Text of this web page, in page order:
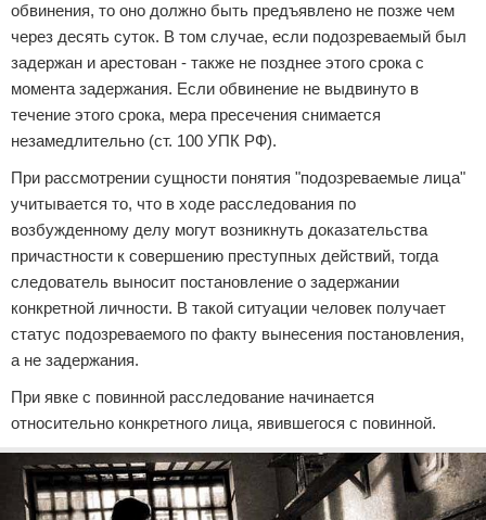
обвинения, то оно должно быть предъявлено не позже чем
через десять суток. В том случае, если подозреваемый был
задержан и арестован - также не позднее этого срока с
момента задержания. Если обвинение не выдвинуто в
течение этого срока, мера пресечения снимается
незамедлительно (ст. 100 УПК РФ).
При рассмотрении сущности понятия "подозреваемые лица"
учитывается то, что в ходе расследования по
возбужденному делу могут возникнуть доказательства
причастности к совершению преступных действий, тогда
следователь выносит постановление о задержании
конкретной личности. В такой ситуации человек получает
статус подозреваемого по факту вынесения постановления,
а не задержания.
При явке с повинной расследование начинается
относительно конкретного лица, явившегося с повинной.